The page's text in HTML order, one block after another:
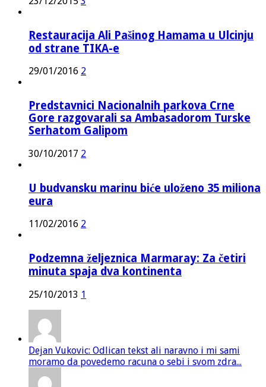
Restauracija Ali Pašinog Hamama u Ulcinju
od strane TIKA-e
29/01/2016 2
Predstavnici Nacionalnih parkova Crne
Gore razgovarali sa Ambasadorom Turske
Serhatom Galipom
30/10/2017 2
U budvansku marinu biće uloženo 35 miliona
eura
11/02/2016 2
Podzemna željeznica Marmaray: Za četiri
minuta spaja dva kontinenta
25/10/2013 1
Dejan Vukovic: Odlican tekst ali naravno i mi sami
moramo da povedemo racuna o sebi i svom zdra...